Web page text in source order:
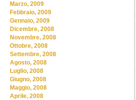
Marzo, 2009
Febbraio, 2009
Gennaio, 2009
Dicembre, 2008
Novembre, 2008
Ottobre, 2008
Settembre, 2008
Agosto, 2008
Luglio, 2008
Giugno, 2008
Maggio, 2008
Aprile, 2008